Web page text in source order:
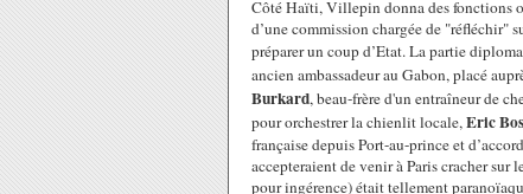
Côté Haïti, Villepin donna des fonctions
d’une commission chargée de "réfléchir"
préparer un coup d’Etat. La partie
ancien ambassadeur au Gabon, placé
Burkard, beau-frère d'un entraîneur de
pour orchestrer la chienlit locale,Eric
française depuis Port-au-prince et
accepteraient de venir à Paris cracher
pour ingérence) était tellement